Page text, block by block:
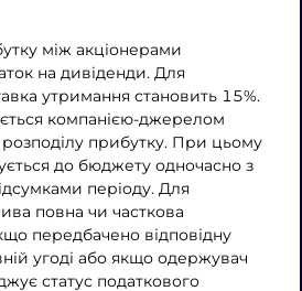
між акціонерами
на дивіденди. Для
утримання становить 15%.
компанією-джерелом
прибутку. При цьому
до бюджету одночасно з
періоду. Для
повна чи часткова
передбачено відповідну
угоді або якщо одержувач
статус податкового